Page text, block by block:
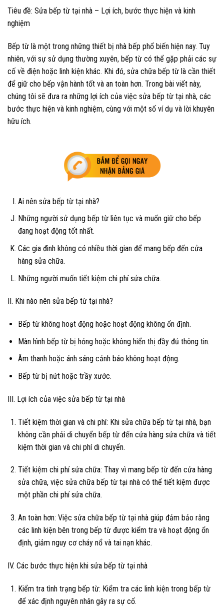
Tiêu đề: Sửa bếp từ tại nhà – Lợi ích, bước thực hiện và kinh
nghiệm
Bếp từ là một trong những thiết bị nhà bếp phổ biến hiện nay. Tuy
nhiên, với sự sử dụng thường xuyên, bếp từ có thể gặp phải các sự
cố về điện hoặc linh kiện khác. Khi đó, sửa chữa bếp từ là cần thiết
để giữ cho bếp vận hành tốt và an toàn hơn. Trong bài viết này,
chúng tôi sẽ đưa ra những lợi ích của việc sửa bếp từ tại nhà, các
bước thực hiện và kinh nghiệm, cùng với một số ví dụ và lời khuyên
hữu ích.
Ai nên sửa bếp từ tại nhà?
Những người sử dụng bếp từ liên tục và muốn giữ cho bếp
đang hoạt động tốt nhất.
Các gia đình không có nhiều thời gian để mang bếp đến cửa
hàng sửa chữa.
Những người muốn tiết kiệm chi phí sửa chữa.
II. Khi nào nên sửa bếp từ tại nhà?
Bếp từ không hoạt động hoặc hoạt động không ổn định.
Màn hình bếp từ bị hỏng hoặc không hiển thị đầy đủ thông tin.
Âm thanh hoặc ánh sáng cảnh báo không hoạt động.
Bếp từ bị nứt hoặc trầy xước.
III. Lợi ích của việc sửa bếp từ tại nhà
Tiết kiệm thời gian và chi phí: Khi sửa chữa bếp từ tại nhà, bạn
không cần phải di chuyển bếp từ đến cửa hàng sửa chữa và tiết
kiệm thời gian và chi phí di chuyển.
Tiết kiệm chi phí sửa chữa: Thay vì mang bếp từ đến cửa hàng
sửa chữa, việc sửa chữa bếp từ tại nhà có thể tiết kiệm được
một phần chi phí sửa chữa.
An toàn hơn: Việc sửa chữa bếp từ tại nhà giúp đảm bảo rằng
các linh kiện bên trong bếp từ được kiểm tra và hoạt động ổn
định, giảm nguy cơ cháy nổ và tai nạn khác.
IV. Các bước thực hiện khi sửa bếp từ tại nhà
Kiểm tra tình trạng bếp từ: Kiểm tra các linh kiện trong bếp từ
để xác định nguyên nhân gây ra sự cố.